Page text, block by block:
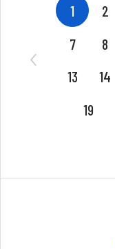
1 2
7
8
13
14
19